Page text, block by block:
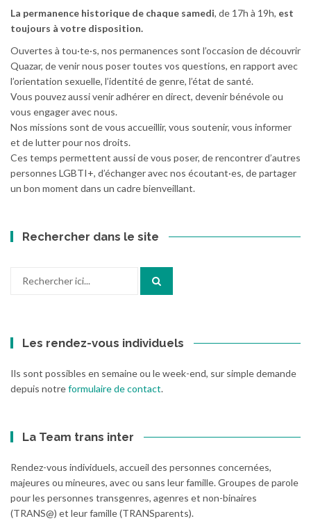
La permanence historique de chaque samedi, de 17h à 19h, est
toujours à votre disposition.
Ouvertes à tou·te·s, nos permanences sont l’occasion de découvrir
Quazar, de venir nous poser toutes vos questions, en rapport avec
l’orientation sexuelle, l’identité de genre, l’état de santé.
Vous pouvez aussi venir adhérer en direct, devenir bénévole ou
vous engager avec nous.
Nos missions sont de vous accueillir, vous soutenir, vous informer
et de lutter pour nos droits.
Ces temps permettent aussi de vous poser, de rencontrer d’autres
personnes LGBTI+, d’échanger avec nos écoutant·es, de partager
un bon moment dans un cadre bienveillant.
Rechercher dans le site
Les rendez-vous individuels
Ils sont possibles en semaine ou le week-end, sur simple demande
depuis notreformulaire de contact.
La Team trans inter
Rendez-vous individuels, accueil des personnes concernées,
majeures ou mineures, avec ou sans leur famille. Groupes de parole
pour les personnes transgenres, agenres et non-binaires
(TRANS@) et leur famille (TRANSparents).